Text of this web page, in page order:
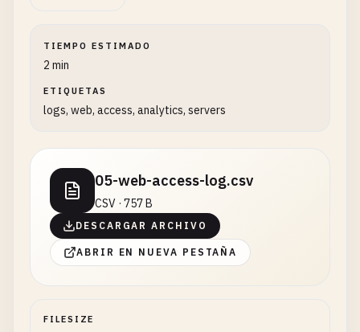
TIEMPO ESTIMADO
2 min
ETIQUETAS
logs, web, access, analytics, servers
05-web-access-log.csv
CSV · 757 B
DESCARGAR ARCHIVO
ABRIR EN NUEVA PESTAÑA
FILESIZE